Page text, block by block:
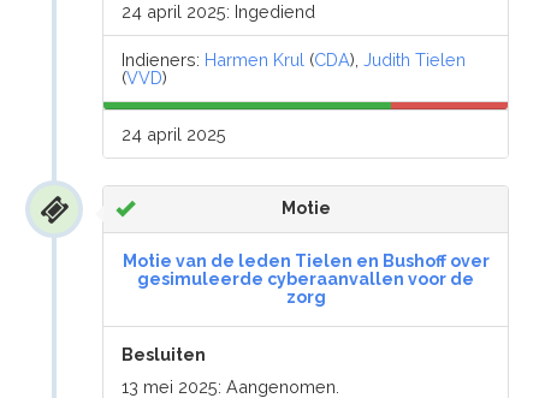
24 april 2025: Ingediend
Indieners: Harmen Krul (CDA),Judith Tielen
(VVD)
24 april 2025
Motie
Motie van de leden Tielen en Bushoff over
gesimuleerde cyberaanvallen voor de
zorg
Besluiten
13 mei 2025: Aangenomen.